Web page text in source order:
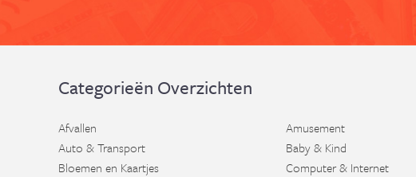
Categorieën Overzichten
Afvallen
Auto & Transport
Bloemen en Kaartjes
Amusement
Baby & Kind
Computer & Internet